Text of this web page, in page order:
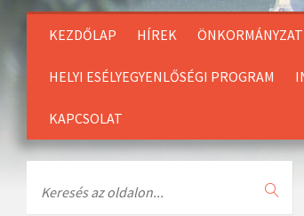
KEZDŐLAP HÍREK ÖNKORMÁNYZAT
HELYI ESÉLYEGYENLŐSÉGI PROGRAM
KAPCSOLAT